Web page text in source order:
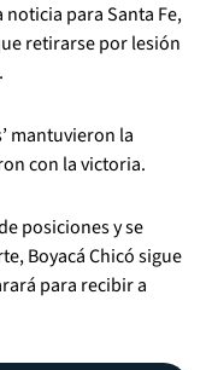
para Santa Fe,
retirarse por lesión
mantuvieron la
con la victoria.
posiciones y se
Boyacá Chicó sigue
para recibir a